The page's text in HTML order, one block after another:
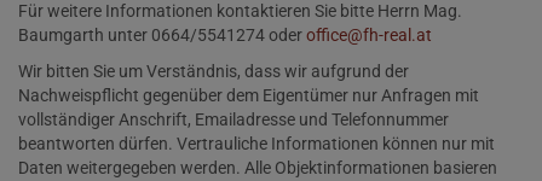
Für weitere Informationen kontaktieren Sie bitte Herrn Mag.
Baumgarth unter 0664/5541274 oderoffice@fh-real.at
Wir bitten Sie um Verständnis, dass wir aufgrund der
Nachweispflicht gegenüber dem Eigentümer nur Anfragen mit
vollständiger Anschrift, Emailadresse und Telefonnummer
beantworten dürfen. Vertrauliche Informationen können nur mit
Daten weitergegeben werden. Alle Objektinformationen basieren